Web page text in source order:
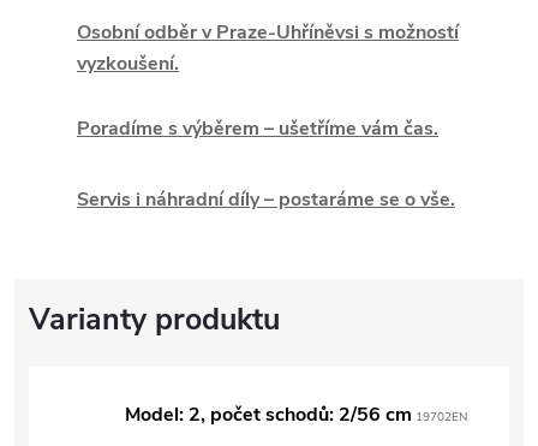
Osobní odběr v Praze-Uhříněvsi s možností
vyzkoušení.
Poradíme s výběrem – ušetříme vám čas.
Servis i náhradní díly – postaráme se o vše.
Model: 2, počet schodů: 2/56 cm 19702EN